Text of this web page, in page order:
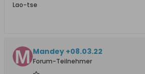
Lao-tse
Mandey +08.03.22
Forum-Teilnehmer